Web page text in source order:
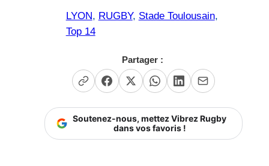
LYON, RUGBY, Stade Toulousain
Top 14
Partager :
Soutenez-nous, mettez Vibrez Rugby
dans vos favoris !